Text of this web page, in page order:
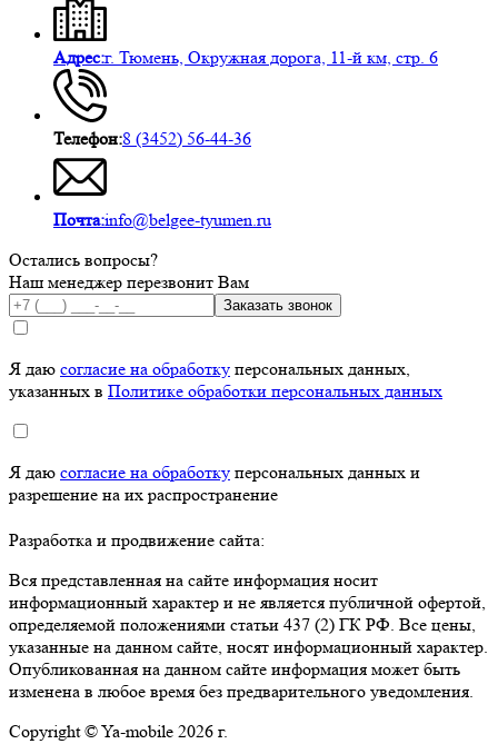
Адрес:г. Тюмень, Окружная дорога, 11-й км, стр. 6
Телефон:8 (3452) 56-44-36
Почта:info@belgee-tyumen.ru
Остались вопросы?
Наш менеджер перезвонит Вам
Заказать звонок
Я даю согласие на обработку персональных данных,
указанных в Политике обработки персональных данных
Я даю согласие на обработку персональных данных и
разрешение на их распространение
Разработка и продвижение сайта:
Вся представленная на сайте информация носит
информационный характер и не является публичной офертой,
определяемой положениями статьи 437 (2) ГК РФ. Все цены,
указанные на данном сайте, носят информационный характер.
Опубликованная на данном сайте информация может быть
изменена в любое время без предварительного уведомления.
Copyright © Ya-mobile 2026 г.